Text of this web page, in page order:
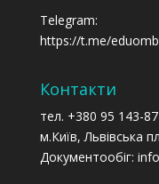
Telegram:
https://t.me/
Контакти
тел. +380 95 143-
м.Київ, Львівська
Документообіг: